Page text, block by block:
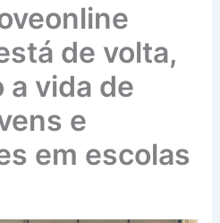
de volta,
a vida de
e
em escolas